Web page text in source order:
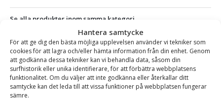
Hantera samtycke
För att ge dig den bästa möjliga upplevelsen använder vi tekniker som
cookies för att lagra och/eller hämta information från din enhet. Genom
att godkänna dessa tekniker kan vi behandla data, såsom din
surfhistorik eller unika identifierare, för att förbättra webbplatsens
funktionalitet. Om du väljer att inte godkänna eller återkallar ditt
samtycke kan det leda till att vissa funktioner på webbplatsen fungerar
sämre.
Se alla produkter inom samma kategori
BESKRIVNING